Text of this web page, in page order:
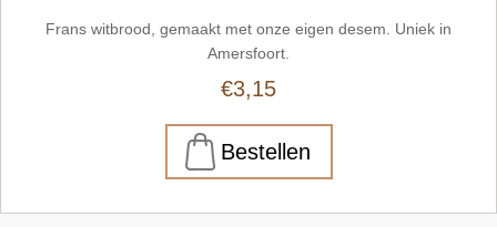
Frans witbrood, gemaakt met onze eigen desem. Uniek in
Amersfoort.
€3,15